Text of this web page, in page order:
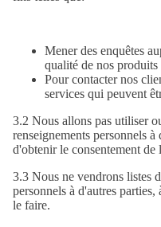
Mener des enquêtes
qualité de nos produits
Pour contacter nos
services qui peuvent
3.2 Nous allons pas utiliser
renseignements personnels
d'obtenir le consentement de
3.3 Nous ne vendrons listes
personnels à d'autres
le faire.